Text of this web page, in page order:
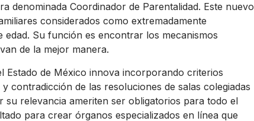
denominada Coordinador de Parentalidad. Este nuevo
considerados como extremadamente
Su función es encontrar los mecanismos
de la mejor manera.
Estado de México innova incorporando criterios
contradicción de las resoluciones de salas colegiadas
su relevancia ameriten ser obligatorios para todo el
para crear órganos especializados en línea que